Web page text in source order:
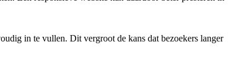
in te vullen. Dit vergroot de kans dat bezoekers langer